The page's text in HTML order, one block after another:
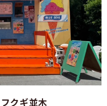
クギ並木